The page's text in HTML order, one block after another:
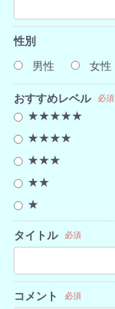
性別
男性
女性
おすすめレベル 必須
★★★★★
★★★★
★★★
★★
★
タイトル 必須
コメント 必須